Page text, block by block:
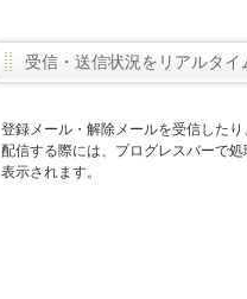
受信・送信状況をリアルタイ
登録メール・解除メールを受信したり
配信する際には、プログレスバーで処
表示されます。